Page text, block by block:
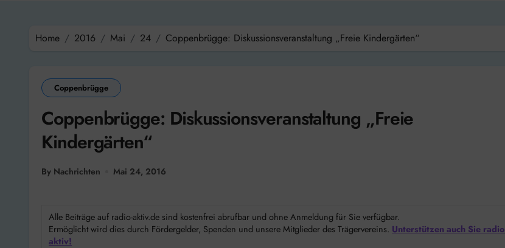
Home 2016 Mai 24 Coppenbrügge: Diskussionsveranstaltung „Freie Kindergärten“
Coppenbrügge
Coppenbrügge: Diskussionsveranstaltung „Freie
Kindergärten“
By Nachrichten Mai 24, 2016
Alle Beiträge auf radio-aktiv.de sind kostenfrei abrufbar und ohne Anmeldung für Sie verfügbar.
Ermöglicht wird dies durch Fördergelder, Spenden und unsere Mitglieder des Trägervereins. Unterstützen auch Sie radio
aktiv!